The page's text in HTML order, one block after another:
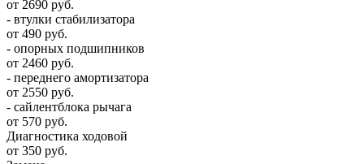
от 2690 руб.
- втулки стабилизатора
от 490 руб.
- опорных подшипников
от 2460 руб.
- переднего амортизатора
от 2550 руб.
- сайлентблока рычага
от 570 руб.
Диагностика ходовой
от 350 руб.